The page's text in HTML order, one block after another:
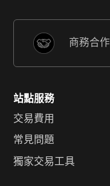
商務合作
站點服務
交易費用
常見問題
獨家交易工具